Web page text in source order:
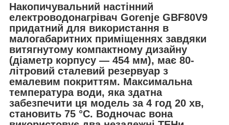
Накопичувальний настінний
електроводонагрівач Gorenje GBF80V9
придатний для використання в
малогабаритних приміщеннях завдяки
витягнутому компактному дизайну
(діаметр корпусу — 454 мм), має 80-
літровий сталевий резервуар з
емалевим покриттям. Максимальна
температура води, яка здатна
забезпечити ця модель за 4 год 20 хв,
становить 75 °C. Водночас вона